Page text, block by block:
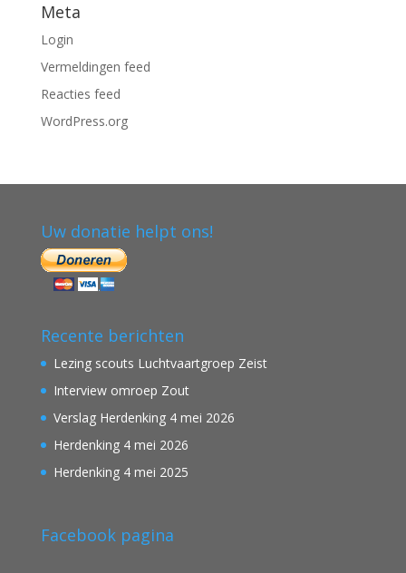
Meta
Login
Vermeldingen feed
Reacties feed
WordPress.org
Uw donatie helpt ons!
Recente berichten
Lezing scouts Luchtvaartgroep Zeist
Interview omroep Zout
Verslag Herdenking 4 mei 2026
Herdenking 4 mei 2026
Herdenking 4 mei 2025
Facebook pagina